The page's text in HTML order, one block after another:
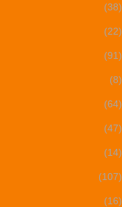
(38)
(22)
(91)
(8)
(64)
(47)
(14)
(107)
(16)